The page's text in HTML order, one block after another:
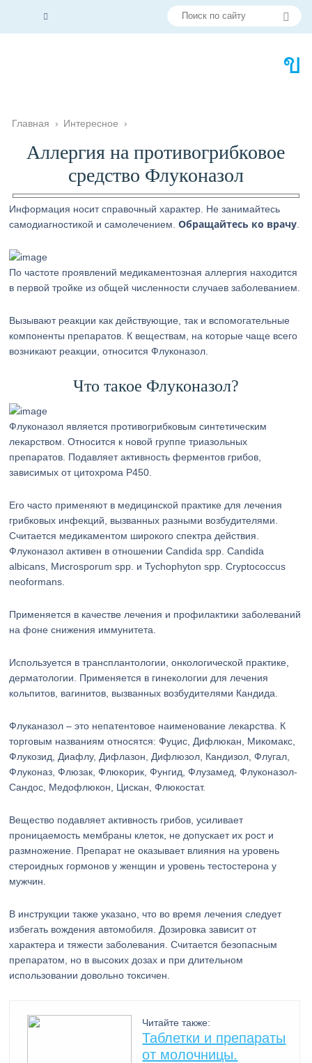
Главная › Интересное ›
Аллергия на противогрибковое
средство Флуконазол
Информация носит справочный характер. Не занимайтесь
самодиагностикой и самолечением.Обращайтесь ко врачу
По частоте проявлений медикаментозная аллергия находится
в первой тройке из общей численности случаев заболеванием.
Вызывают реакции как действующие, так и вспомогательные
компоненты препаратов. К веществам, на которые чаще всего
возникают реакции, относится Флуконазол.
Что такое Флуконазол?
Флуконазол является противогрибковым синтетическим
лекарством. Относится к новой группе триазольных
препаратов. Подавляет активность ферментов грибов,
зависимых от цитохрома P450.
Его часто применяют в медицинской практике для лечения
грибковых инфекций, вызванных разными возбудителями.
Считается медикаментом широкого спектра действия.
Флуконазол активен в отношении Cаndida spp. Cаndida
albicans, Mисrоsporum spp. и Туchophyton spp. Сryptococcus
neoformans.
Применяется в качестве лечения и профилактики заболеваний
на фоне снижения иммунитета.
Используется в трансплантологии, онкологической практике,
дерматологии. Применяется в гинекологии для лечения
кольпитов, вагинитов, вызванных возбудителями Кандида.
Флуканазол – это непатентовое наименование лекарства. К
торговым названиям относятся: Фуцис, Дифлюкан, Микомакс,
Флукозид, Диафлу, Дифлазон, Дифлюзол, Кандизол, Флугал,
Флуконаз, Флюзак, Флюкорик, Фунгид, Флузамед, Флуконазол-
Сандос, Медофлюкон, Цискан, Флюкостат.
Вещество подавляет активность грибов, усиливает
проницаемость мембраны клеток, не допускает их рост и
размножение. Препарат не оказывает влияния на уровень
стероидных гормонов у женщин и уровень тестостерона у
мужчин.
В инструкции также указано, что во время лечения следует
избегать вождения автомобиля. Дозировка зависит от
характера и тяжести заболевания. Считается безопасным
препаратом, но в высоких дозах и при длительном
использовании довольно токсичен.
Читайте также:
Таблетки и препараты
от молочницы.